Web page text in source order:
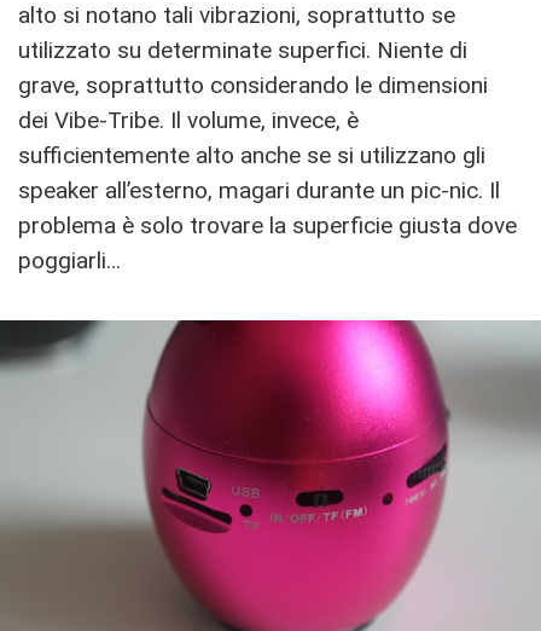
alto si notano tali vibrazioni, soprattutto se
utilizzato su determinate superfici. Niente di
grave, soprattutto considerando le dimensioni
dei Vibe-Tribe. Il volume, invece, è
sufficientemente alto anche se si utilizzano gli
speaker all’esterno, magari durante un pic-nic. Il
problema è solo trovare la superficie giusta dove
poggiarli…